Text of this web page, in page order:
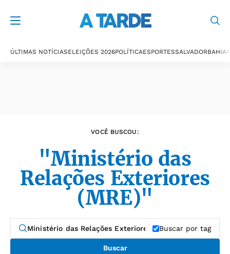
ÚLTIMAS NOTÍCIASELEIÇÕES 2026POLÍTICAESPORTESSALVADORBAHIA
VOCÊ BUSCOU:
"Ministério das
Relações Exteriores
(MRE)"
Buscar por tag
Buscar